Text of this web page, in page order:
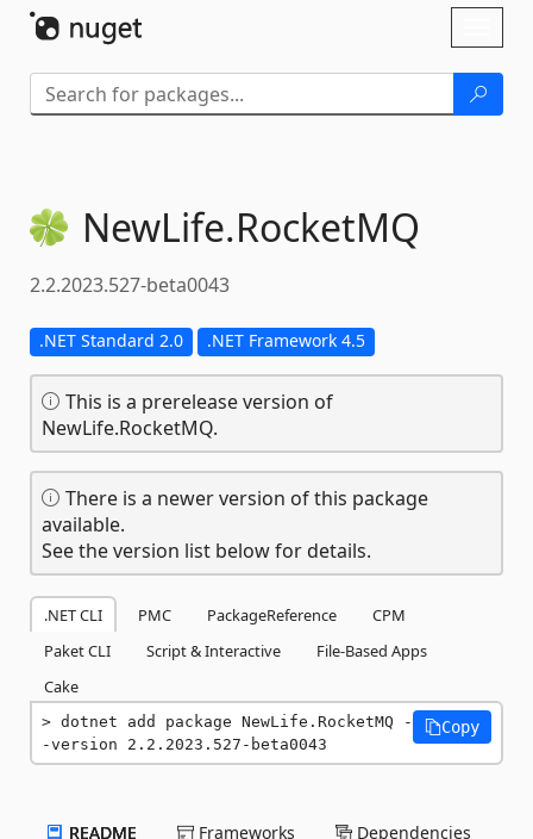
NewLife.RocketMQ
2.2.2023.527-beta0043
.NET Standard 2.0 .NET Framework 4.5
This is a prerelease version of
NewLife.RocketMQ.
There is a newer version of this package
available.
See the version list below for details.
.NET CLI PMC PackageReference
CPM
Paket CLI
Script & Interactive
File-Based Apps
Cake
dotnet add package NewLife.RocketMQ -
-version 2.2.2023.527-beta0043
Copy
README Frameworks Dependencies